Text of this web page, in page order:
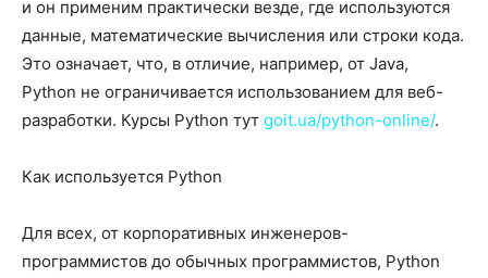
и он применим практически везде, где используются
данные, математические вычисления или строки кода.
Это означает, что, в отличие, например, от Java,
Python не ограничивается использованием для веб-
разработки. Курсы Python тут goit.ua/python-online/.
Как используется Python
Для всех, от корпоративных инженеров-
программистов до обычных программистов, Python